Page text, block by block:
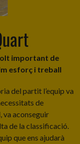
important de
esforç i treball
del partit l’equip va
de
va aconseguir
de la classificació.
que ens ajudarà